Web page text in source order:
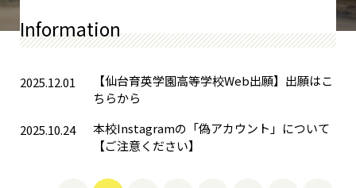
Information
2025.12.01
【仙台育英学園高等学校Web出願】出願はこ
ちらから
2025.10.24
本校Instagramの「偽アカウント」について
【ご注意ください】